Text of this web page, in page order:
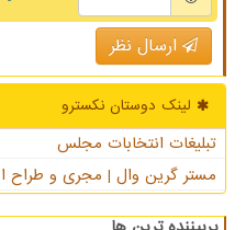
ارسال نظر
لینک دوستان نكسترو
تبلیغات انتخابات مجلس
مستر گرین وال | مجری و طراح